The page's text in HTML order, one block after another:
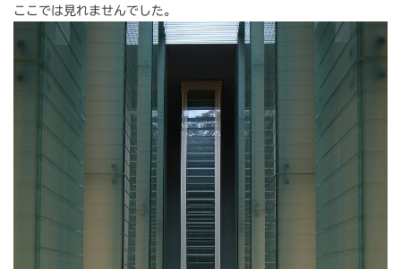
ここでは見れませんでした。